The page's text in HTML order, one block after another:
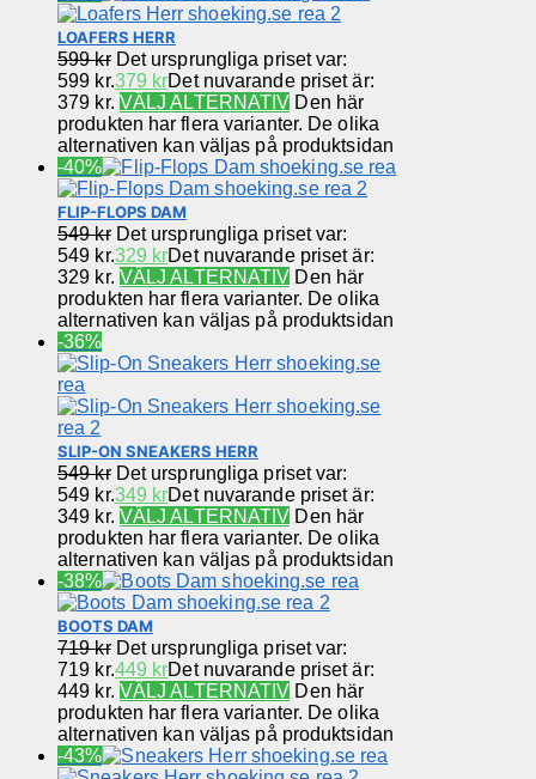
LOAFERS HERR
599kr Det ursprungliga priset var:
599 kr.379 krDet nuvarande priset är:
379 kr. VÄLJ ALTERNATIV Den här
produkten har flera varianter. De olika
alternativen kan väljas på produktsidan
-40%
FLIP-FLOPS DAM
549kr Det ursprungliga priset var:
549 kr.329 krDet nuvarande priset är:
329 kr. VÄLJ ALTERNATIV Den här
produkten har flera varianter. De olika
alternativen kan väljas på produktsidan
-36%
SLIP-ON SNEAKERS HERR
549kr Det ursprungliga priset var:
549 kr.349 krDet nuvarande priset är:
349 kr. VÄLJ ALTERNATIV Den här
produkten har flera varianter. De olika
alternativen kan väljas på produktsidan
-38%
BOOTS DAM
719kr Det ursprungliga priset var:
719 kr.449 krDet nuvarande priset är:
449 kr. VÄLJ ALTERNATIV Den här
produkten har flera varianter. De olika
alternativen kan väljas på produktsidan
-43%